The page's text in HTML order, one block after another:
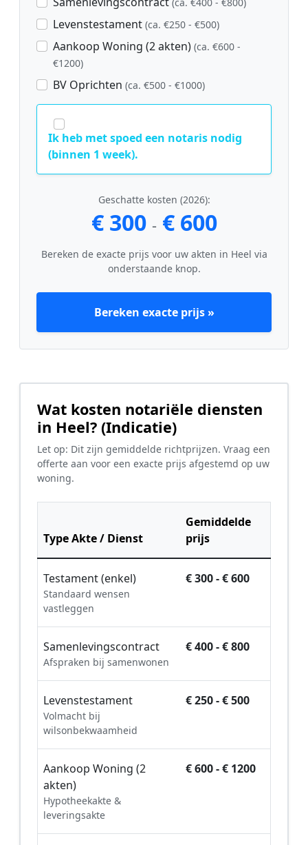
Levenstestament (ca. €250 - €500)
Aankoop Woning (2 akten) (ca. €600 -
€1200)
BV Oprichten (ca. €500 - €1000)
Ik heb met spoed een notaris nodig
(binnen 1 week).
Geschatte kosten (2026):
€ 300 - € 600
Bereken de exacte prijs voor uw akten in Heel via
onderstaande knop.
Bereken exacte prijs »
Wat kosten notariële diensten
in Heel? (Indicatie)
Let op: Dit zijn gemiddelde richtprijzen. Vraag een
offerte aan voor een exacte prijs afgestemd op uw
woning.
Type Akte / Dienst
Gemiddelde
prijs
Testament (enkel)
Standaard wensen
vastleggen
€ 300 - € 600
Samenlevingscontract
Afspraken bij samenwonen
€ 400 - € 800
Levenstestament
Volmacht bij
wilsonbekwaamheid
€ 250 - € 500
Aankoop Woning (2
akten)
Hypotheekakte &
leveringsakte
€ 600 - € 1200